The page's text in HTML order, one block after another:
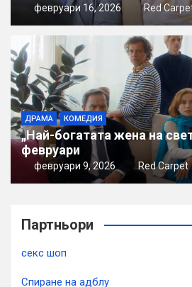
февруари 16, 2026 Red
ДРАМА КОМЕДИЯ
„Най-богатата жена на
февруари
февруари 9, 2026 Red Carpet
Партньори
секс шоп
Спиране на адблу